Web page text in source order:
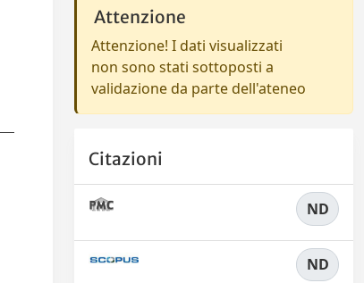
Attenzione
Attenzione! I dati visualizzati
non sono stati sottoposti a
validazione da parte dell'ateneo
Citazioni
ND
ND